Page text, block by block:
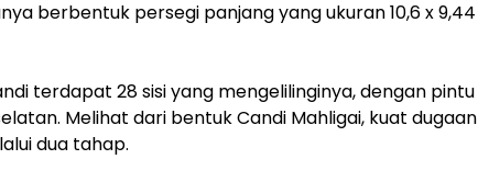
berbentuk persegi panjang yang ukuran 10,6 x 9,44
terdapat 28 sisi yang mengelilinginya, dengan pintu
Melihat dari bentuk Candi Mahligai, kuat dugaan
dua tahap.